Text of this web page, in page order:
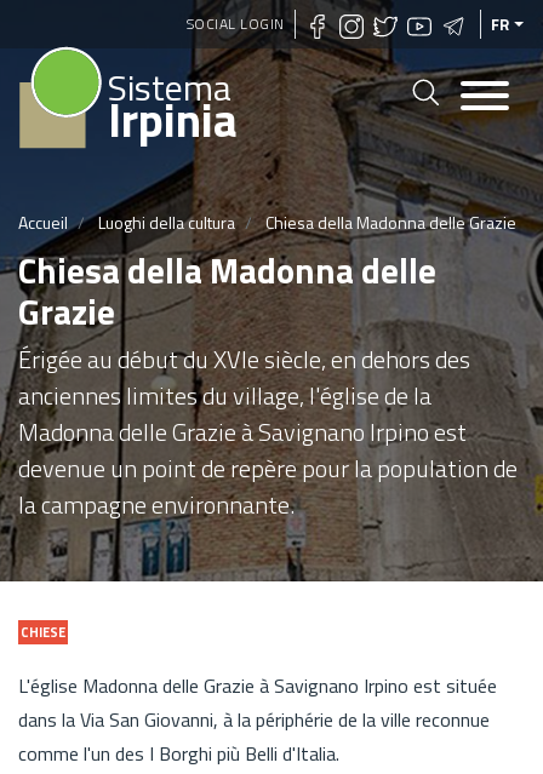
Aller
au
contenu
principal
SOCIAL LOGIN FR
Sistema
Irpinia
Accueil Luoghi della cultura Chiesa della Madonna delle Grazie
Chiesa della Madonna delle
Grazie
Érigée au début du XVIe siècle, en dehors des
anciennes limites du village, l'église de la
Madonna delle Grazie à Savignano Irpino est
devenue un point de repère pour la population de
la campagne environnante.
CHIESE
L'église Madonna delle Grazie à Savignano Irpino est située
dans la Via San Giovanni, à la périphérie de la ville reconnue
comme l'un des I Borghi più Belli d'Italia.